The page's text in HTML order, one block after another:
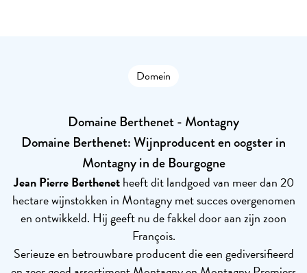
Domein
Domaine Berthenet - Montagny
Domaine Berthenet: Wijnproducent en oogster in
Montagny in de Bourgogne
Jean Pierre Berthenetheeft dit landgoed van meer dan 20
hectare wijnstokken in Montagny met succes overgenomen
en ontwikkeld. Hij geeft nu de fakkel door aan zijn zoon
François.
Serieuze en betrouwbare producent die een gediversifieerd